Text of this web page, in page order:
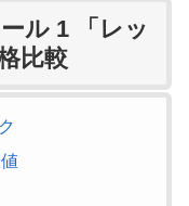
ル 1 「レッ
比較